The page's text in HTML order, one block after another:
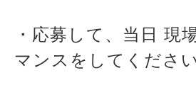
・応募して、当日 現
マンスをしてください